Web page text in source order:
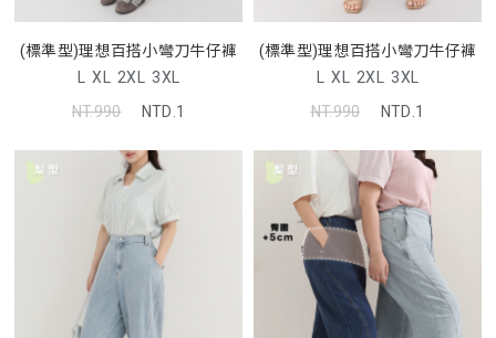
(標準型)理想百搭小彎刀牛仔褲
L XL 2XL 3XL
NT.990
NTD.1
(標準型)理想百搭小彎刀牛仔褲
L XL 2XL 3XL
NT.990
NTD.1